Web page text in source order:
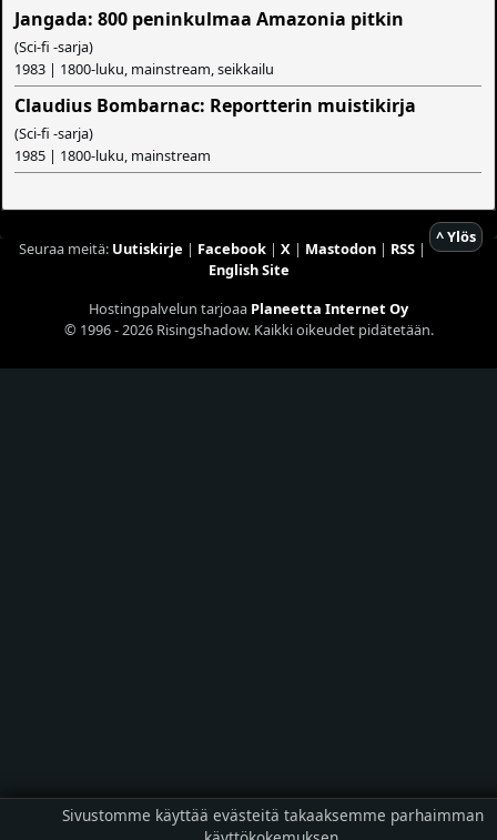
Jangada: 800 peninkulmaa Amazonia pitkin
(Sci-fi -sarja)
1983 | 1800-luku, mainstream, seikkailu
Claudius Bombarnac: Reportterin muistikirja
(Sci-fi -sarja)
1985 | 1800-luku, mainstream
^ Ylös
Seuraa meitä: Uutiskirje | Facebook| X| Mastodon| RSS|
English Site
Hostingpalvelun tarjoaa Planeetta Internet Oy
© 1996 - 2026 Risingshadow. Kaikki oikeudet pidätetään.
Sivustomme käyttää evästeitä takaaksemme parhaimman